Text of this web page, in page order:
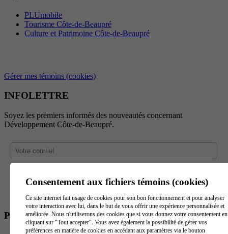
PLUmobile
Tourisme Côte-de-Beaupré
Culture et Patrimoine Côte-de-Beaupré
Gérer mes témoins (cookies)
INFOLETTRE
Soyez les premiers informés des nouveautés concernant
Développement Côte-de-Beaupré.
PARTENAIRES
Consentement aux fichiers témoins (cookies)
Ce site internet fait usage de cookies pour son bon fonctionnement et pour analyser
votre interaction avec lui, dans le but de vous offrir une expérience personnalisée et
améliorée. Nous n'utiliserons des cookies que si vous donnez votre consentement en
cliquant sur "Tout accepter". Vous avez également la possibilité de gérer vos
préférences en matière de cookies en accédant aux paramètres via le bouton